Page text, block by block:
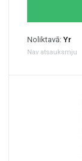
Noliktavā: Yr
Nav atsauksmju